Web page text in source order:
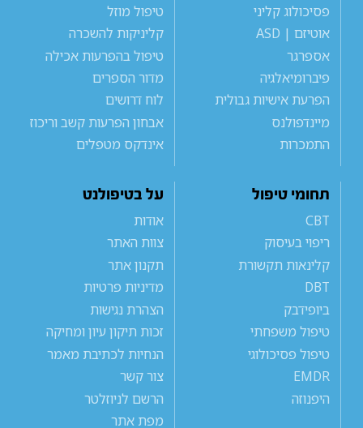
פסיכולוג קליני
אוטיזם | ASD
אספרגר
פיברומיאלגיה
הפרעת אישיות גבולית
מיינדפולנס
התמכרות
טיפול מוזל
קליניקות להשכרה
טיפול בהפרעות אכילה
מדור הספרים
לוח דרושים
אבחון הפרעות קשב וריכוז
אינדקס מטפלים
תחומי טיפול
CBT
ריפוי בעיסוק
קלינאות תקשורת
DBT
ביופידבק
טיפול משפחתי
טיפול פסיכולוגי
EMDR
היפנוזה
על בטיפולנט
אודות
צוות האתר
תקנון אתר
מדיניות פרטיות
הצהרת נגישות
זכות תיקון עיון ומחיקה
הנחיות לכתיבת מאמר
צור קשר
הרשם לניוזלטר
מפת אתר